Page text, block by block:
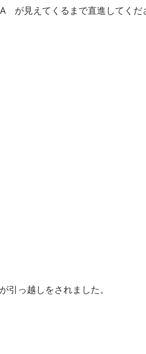
が見えてくるまで直進してくだ
引っ越しをされました。